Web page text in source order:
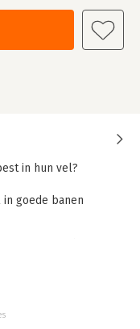
in hun vel?
goede banen
aan sterke